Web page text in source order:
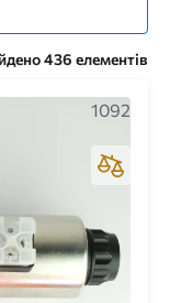
436 елементів
1092